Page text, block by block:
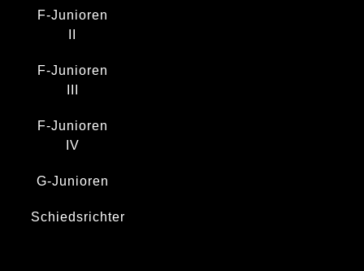
F-Junioren
F-Junioren
F-Junioren
IV
G-Junioren
Schiedsrichter